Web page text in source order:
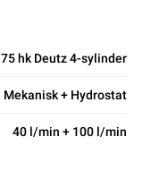
75 hk Deutz 4-sylinder
Mekanisk + Hydrostat
40 l/min + 100 l/min